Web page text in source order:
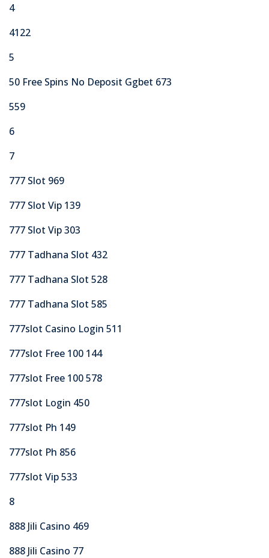
4
4122
5
50 Free Spins No Deposit Ggbet 673
559
6
7
777 Slot 969
777 Slot Vip 139
777 Slot Vip 303
777 Tadhana Slot 432
777 Tadhana Slot 528
777 Tadhana Slot 585
777slot Casino Login 511
777slot Free 100 144
777slot Free 100 578
777slot Login 450
777slot Ph 149
777slot Ph 856
777slot Vip 533
8
888 Jili Casino 469
888 Jili Casino 77